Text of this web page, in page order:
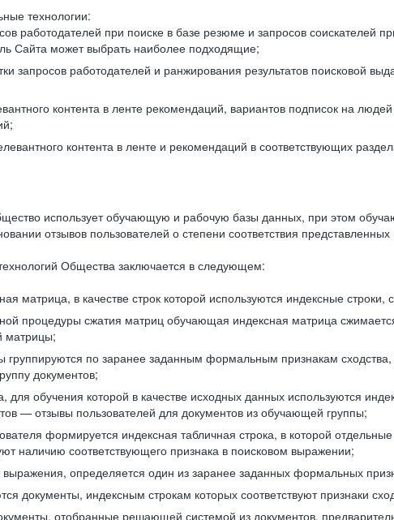
технологии:
работодателей при поиске в базе резюме и запросов соискателей
Сайта может выбрать наиболее подходящие;
запросов работодателей и ранжирования результатов поисковой
контента в ленте рекомендаций, вариантов подписок на
контента в ленте и рекомендаций в соответствующих
использует обучающую и рабочую базы данных, при этом
отзывов пользователей о степени соответствия представленных
Общества заключается в следующем:
матрица, в качестве строк которой используются индексные
процедуры сжатия матриц обучающая индексная матрица
матрицы;
группируются по заранее заданным формальным признакам
документов;
обучения которой в качестве исходных данных используются
— отзывы пользователей для документов из обучающей группы;
формируется индексная табличная строка, в которой
наличию соответствующего признака в поисковом выражении;
выражения, определяется один из заранее заданных формальных
документы, индексным строкам которых соответствуют признаки
отобранные решающей системой из документов,